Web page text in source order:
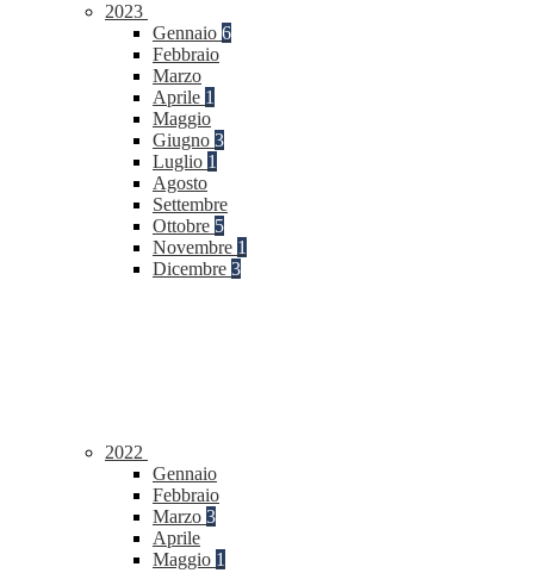
2023
Gennaio 6
Febbraio
Marzo
Aprile 1
Maggio
Giugno 3
Luglio 1
Agosto
Settembre
Ottobre 5
Novembre 1
Dicembre 3
2022
Gennaio
Febbraio
Marzo 3
Aprile
Maggio 1